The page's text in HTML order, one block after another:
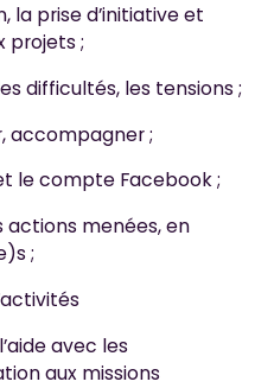
la prise d’initiative et
projets ;
difficultés, les tensions ;
accompagner ;
le compte Facebook ;
actions menées, en
;
avec les
aux missions